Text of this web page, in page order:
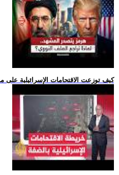
.. كيف توزعت الاقتحامات الإسرائيلية